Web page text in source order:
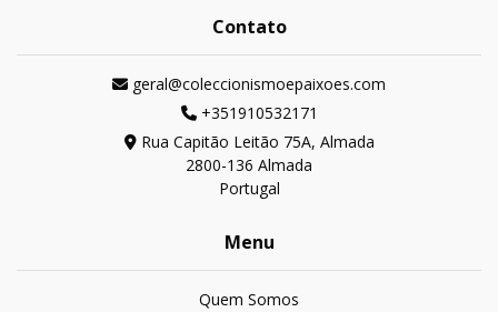
Contato
geral@coleccionismoepaixoes.com
+351910532171
Rua Capitão Leitão 75A, Almada
2800-136 Almada
Portugal
Menu
Quem Somos